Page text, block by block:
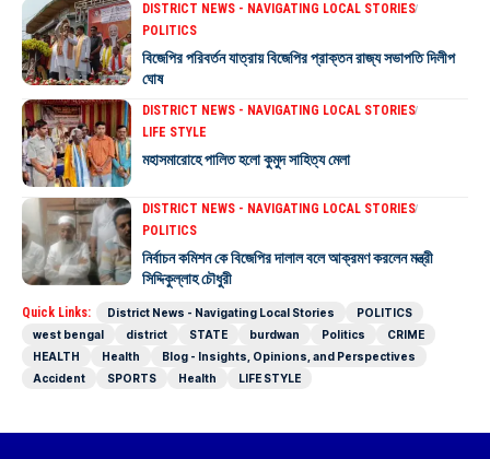
DISTRICT NEWS - NAVIGATING LOCAL STORIES
POLITICS
বিজেপির পরিবর্তন যাত্রায় বিজেপির প্রাক্তন রাজ্য সভাপতি দিলীপ
ঘোষ
DISTRICT NEWS - NAVIGATING LOCAL STORIES
LIFE STYLE
মহাসমারোহে পালিত হলো কুমুদ সাহিত্য মেলা
DISTRICT NEWS - NAVIGATING LOCAL STORIES
POLITICS
নির্বাচন কমিশন কে বিজেপির দালাল বলে আক্রমণ করলেন মন্ত্রী
সিদ্দিকুল্লাহ চৌধুরী
Quick Links: District News - Navigating Local Stories
POLITICS
west bengal
district STATE burdwan Politics
CRIME
HEALTH
Health
Blog - Insights, Opinions, and Perspectives
Accident
SPORTS Health LIFE STYLE